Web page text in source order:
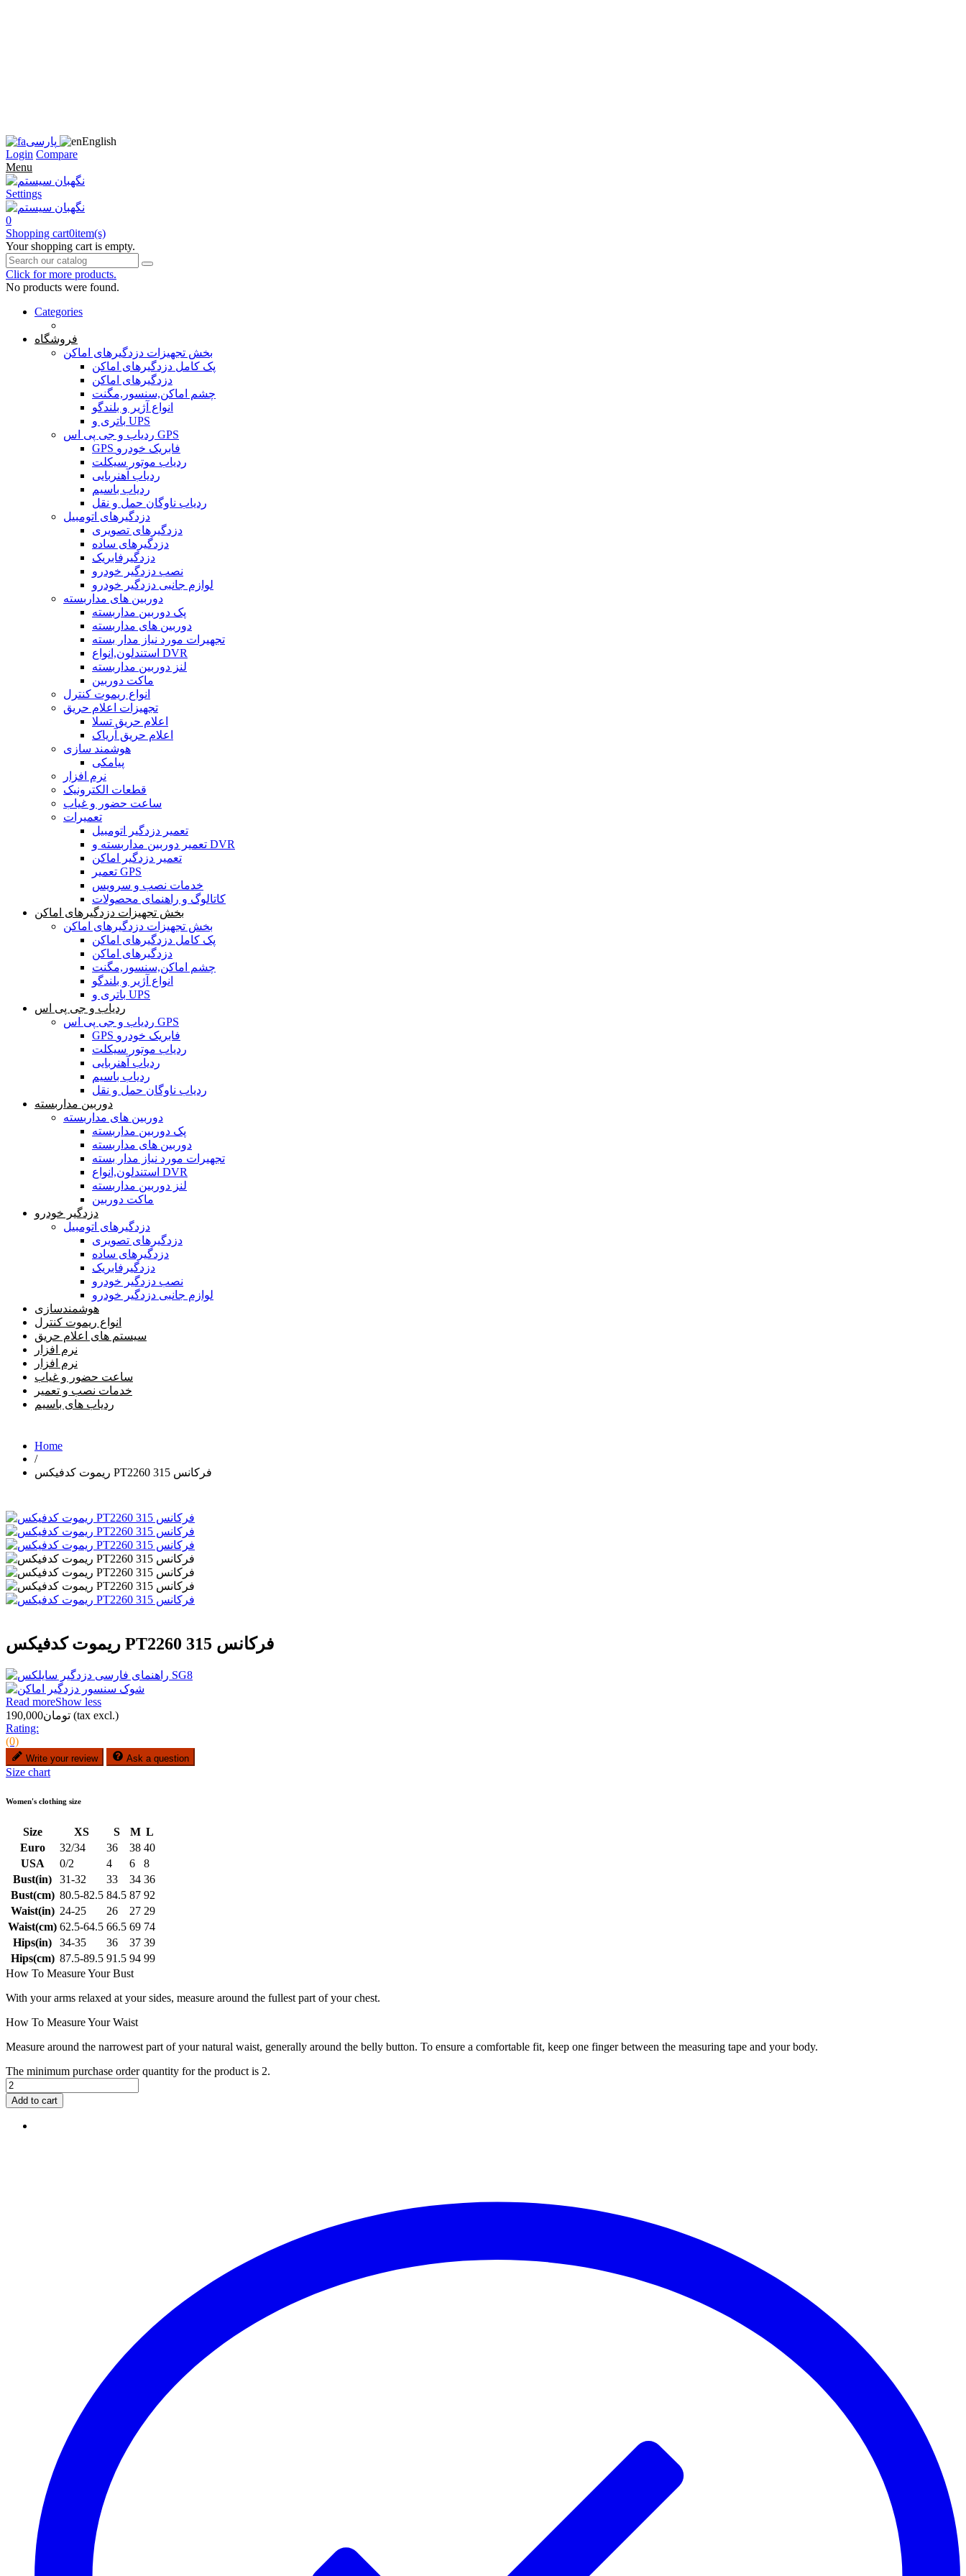
پارسی
English
Login Compare
Menu
Settings
0
Shopping cart0item(s)
Your shopping cart is empty.
Click for more products.
No products were found.
Categories
فروشگاه
بخش تجهیزات دزدگیرهای اماکن
پک کامل دزدگیرهای اماکن
دزدگیرهای اماکن
چشم اماکن,سنسور,مگنت
انواع آژیر و بلندگو
باتری و UPS
ردیاب و جی پی اس GPS
GPS فابریک خودرو
ردیاب موتور سیکلت
ردیاب آهنربایی
ردیاب باسیم
ردیاب ناوگان حمل و نقل
دزدگیرهای اتومبیل
دزدگیرهای تصویری
دزدگیرهای ساده
دزدگیرفابریک
نصب دزدگیر خودرو
لوازم جانبی دزدگیر خودرو
دوربین های مداربسته
پک دوربین مداربسته
دوربین های مداربسته
تجهیرات مورد نیاز مدار بسته
استندلون,انواع DVR
لنز دوربین مداربسته
ماکت دوربین
انواع ریموت کنترل
تجهیزات اعلام حریق
اعلام حریق تسلا
اعلام حریق آریاک
هوشمند سازی
پیامکی
نرم افزار
قطعات الکترونیک
ساعت حضور و غیاب
تعمیرات
تعمیر دزدگیر اتومبیل
تعمیر دوربین مداربسته و DVR
تعمیر دزدگیر اماکن
تعمیر GPS
خدمات نصب و سرویس
کاتالوگ و راهنمای محصولات
بخش تجهیزات دزدگیرهای اماکن
بخش تجهیزات دزدگیرهای اماکن
پک کامل دزدگیرهای اماکن
دزدگیرهای اماکن
چشم اماکن,سنسور,مگنت
انواع آژیر و بلندگو
باتری و UPS
ردیاب و جی پی اس
ردیاب و جی پی اس GPS
GPS فابریک خودرو
ردیاب موتور سیکلت
ردیاب آهنربایی
ردیاب باسیم
ردیاب ناوگان حمل و نقل
دوربین مداربسته
دوربین های مداربسته
پک دوربین مداربسته
دوربین های مداربسته
تجهیرات مورد نیاز مدار بسته
استندلون,انواع DVR
لنز دوربین مداربسته
ماکت دوربین
دزدگیر خودرو
دزدگیرهای اتومبیل
دزدگیرهای تصویری
دزدگیرهای ساده
دزدگیرفابریک
نصب دزدگیر خودرو
لوازم جانبی دزدگیر خودرو
هوشمندسازی
انواع ریموت کنترل
سیستم های اعلام حریق
نرم افزار
نرم افزار
ساعت حضور و غیاب
خدمات نصب و تعمیر
ردیاب های باسیم
Home
/
ریموت کدفیکس PT2260 فرکانس 315
ریموت کدفیکس PT2260 فرکانس 315
Read moreShow less
تومان190,000 (tax excl.)
Rating:
(0)
Write your review Ask a question
Size chart
Women's clothing size
Size XS S M L
Euro
32/34 36 38 40
USA
0/2 4 6
8
Bust(in)
31-32 33 34 36
Bust(cm) 80.5-82.5 84.5 87 92
Waist(in) 24-25 26 27 29
Waist(cm) 62.5-64.5 66.5 69 74
Hips(in)
34-35 36 37 39
Hips(cm) 87.5-89.5 91.5 94 99
How To Measure Your Bust
With your arms relaxed at your sides, measure around the fullest part of your chest.
How To Measure Your Waist
Measure around the narrowest part of your natural waist, generally around the belly button. To ensure a comfortable fit, keep one finger between the measuring tape and your body.
The minimum purchase order quantity for the product is 2.
Add to cart